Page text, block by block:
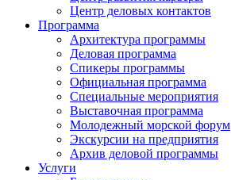
Центр деловых контактов
Программа
Архитектура программы
Деловая программа
Спикеры программы
Официальная программа
Специальные мероприятия
Выставочная программа
Молодежный морской форум
Экскурсии на предприятия
Архив деловой программы
Услуги